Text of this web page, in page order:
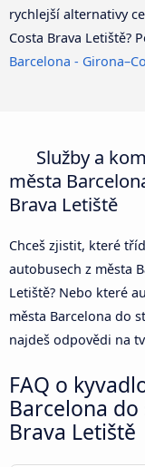
rychlejší alternativy
Costa Brava Letiště?
Barcelona -
Služby a
města
Brava Letiště
Chceš zjistit, které
autobusech z města
Letiště? Nebo které
města Barcelona do
najdeš odpovědi na
FAQ o
Barcelona
Brava Letiště